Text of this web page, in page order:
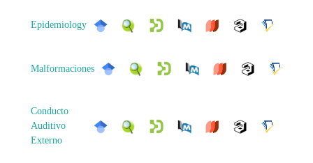
Epidemiology
Malformaciones
Conducto
Auditivo
Externo